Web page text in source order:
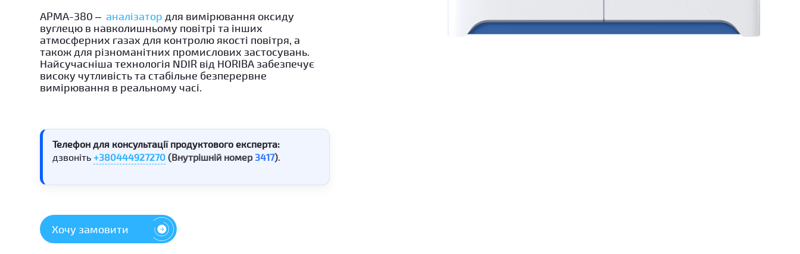
APMA-380 – аналізатор для вимірювання оксиду
вуглецю в навколишньому повітрі та інших
атмосферних газах для контролю якості повітря, а
також для різноманітних промислових застосувань.
Найсучасніша технологія NDIR від HORIBA забезпечує
високу чутливість та стабільне безперервне
вимірювання в реальному часі.
Телефон для консультації продуктового експерта:
дзвоніть+380444927270 (Внутрішній номер 3417).
Хочу замовити